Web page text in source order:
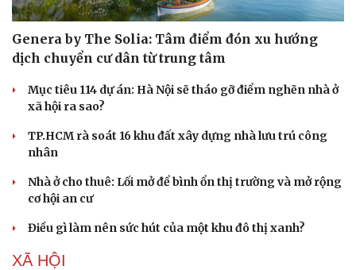
Genera by The Solia: Tâm điểm đón xu hướng
dịch chuyển cư dân từ trung tâm
Mục tiêu 114 dự án: Hà Nội sẽ tháo gỡ điểm nghẽn nhà ở
xã hội ra sao?
TP.HCM rà soát 16 khu đất xây dựng nhà lưu trú công
nhân
Nhà ở cho thuê: Lối mở để bình ổn thị trường và mở rộng
cơ hội an cư
Điều gì làm nên sức hút của một khu đô thị xanh?
XÃ HỘI